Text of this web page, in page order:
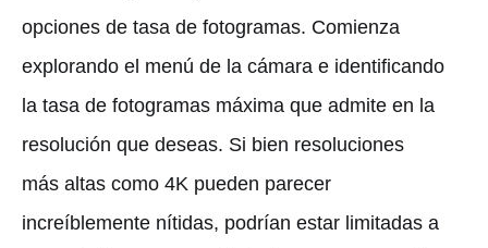
opciones de tasa de fotogramas. Comienza
explorando el menú de la cámara e identificando
la tasa de fotogramas máxima que admite en la
resolución que deseas. Si bien resoluciones
más altas como 4K pueden parecer
increíblemente nítidas, podrían estar limitadas a